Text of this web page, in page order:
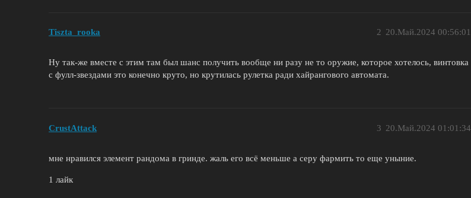
Tiszta_rooka 20.Май.2024 00:56:01
2
Ну так-же вместе с этим там был шанс получить вообще ни разу не то оружие, которое хотелось, винтовка
с фулл-звездами это конечно круто, но крутилась рулетка ради хайрангового автомата.
CrustAttack 20.Май.2024 01:01:34
3
мне нравился элемент рандома в гринде. жаль его всё меньше а серу фармить то еще уныние.
1 лайк